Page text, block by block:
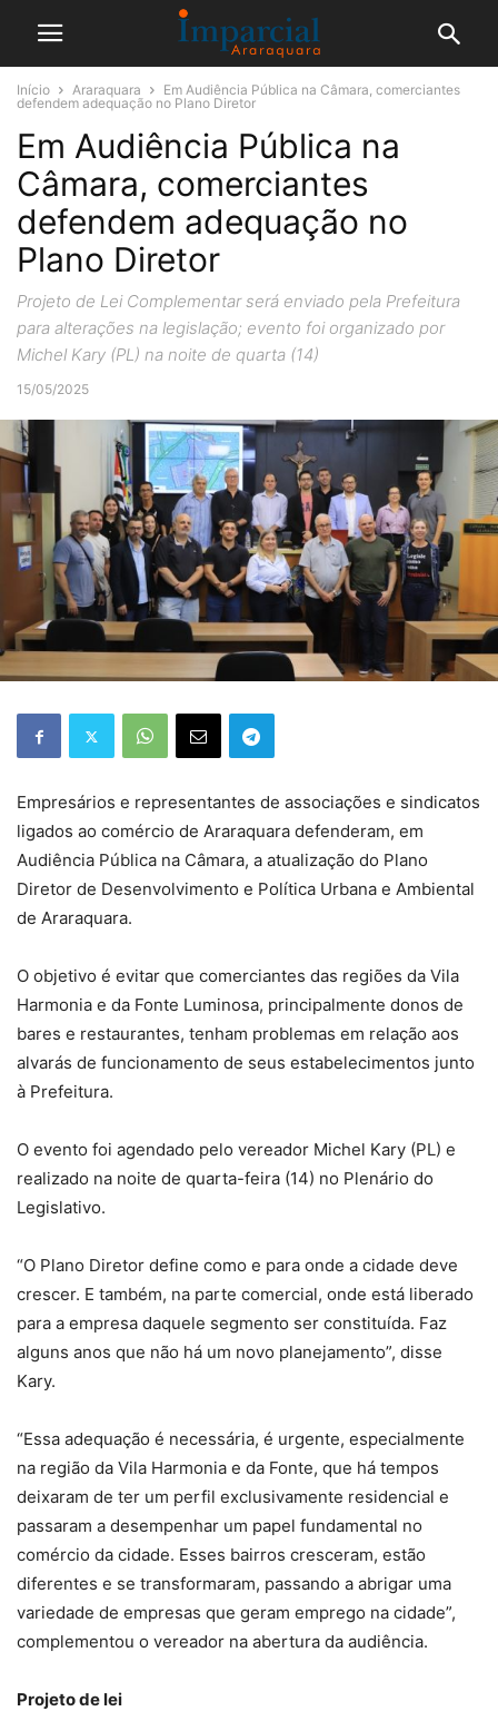
Início Araraquara
Em Audiência Pública na Câmara, comerciantes
defendem adequação no Plano Diretor
Em Audiência Pública na
Câmara, comerciantes
defendem adequação no
Plano Diretor
Projeto de Lei Complementar será enviado pela Prefeitura
para alterações na legislação; evento foi organizado por
Michel Kary (PL) na noite de quarta (14)
15/05/2025
Empresários e representantes de associações e sindicatos
ligados ao comércio de Araraquara defenderam, em
Audiência Pública na Câmara, a atualização do Plano
Diretor de Desenvolvimento e Política Urbana e Ambiental
de Araraquara.
O objetivo é evitar que comerciantes das regiões da Vila
Harmonia e da Fonte Luminosa, principalmente donos de
bares e restaurantes, tenham problemas em relação aos
alvarás de funcionamento de seus estabelecimentos junto
à Prefeitura.
O evento foi agendado pelo vereador Michel Kary (PL) e
realizado na noite de quarta-feira (14) no Plenário do
Legislativo.
“O Plano Diretor define como e para onde a cidade deve
crescer. E também, na parte comercial, onde está liberado
para a empresa daquele segmento ser constituída. Faz
alguns anos que não há um novo planejamento”, disse
Kary.
“Essa adequação é necessária, é urgente, especialmente
na região da Vila Harmonia e da Fonte, que há tempos
deixaram de ter um perfil exclusivamente residencial e
passaram a desempenhar um papel fundamental no
comércio da cidade. Esses bairros cresceram, estão
diferentes e se transformaram, passando a abrigar uma
variedade de empresas que geram emprego na cidade”,
complementou o vereador na abertura da audiência.
Projeto de lei